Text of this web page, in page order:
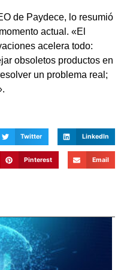
de Paydece, lo resumió
actual. «El
acelera todo:
obsoletos productos en
un problema real;
Twitter LinkedIn
Pinterest Email